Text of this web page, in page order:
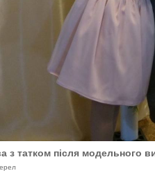
з татком після модельного